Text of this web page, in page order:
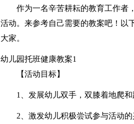
作为一名辛苦耕耘的教育工作者
活动。来参考自己需要的教案吧！以
大家。
幼儿园托班健康教案1
【活动目标】
1、发展幼儿双手，双膝着地爬和
2、激发幼儿积极尝试参与活动的